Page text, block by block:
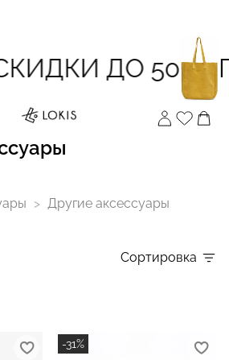
ДО 50
Другие аксессуары
Сортировка
-31%